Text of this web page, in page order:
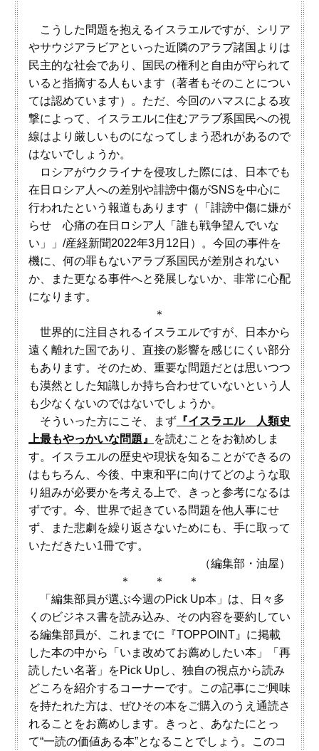
こうした問題を抱えるイスラエルですが、シリア
やサウジアラビアといった近隣のアラブ諸国よりは
民主的な社会であり、国民の権利と自由が守られて
いると指摘する人もいます（著者もそのことについ
ては認めています）。ただ、今回のハマスによる攻
撃によって、イスラエルに住むアラブ系国民への視
線はより厳しいものになってしまう恐れがあるので
はないでしょうか。
ロシアがウクライナを侵攻した際には、日本でも
在日ロシア人への差別や誹謗中傷がSNSを中心に
行われたという報道もあります（「誹謗中傷に嫌が
らせ 心痛の在日ロシア人「誰も戦争望んでいな
い」」/産経新聞2022年3月12日）。今回の事件を
機に、何の罪もないアラブ系国民が差別されない
か、また更なる事件へと発展しないか、非常に心配
になります。
＊
世界的に注目されるイスラエルですが、日本から
遠く離れた国であり、直接の影響を感じにくい部分
もあります。そのため、重要な問題だとは思いつつ
も漠然とした知識しか持ち合わせていないという人
も少なくないのではないでしょうか。
そういった方にこそ、まず 『イスラエル 人類史
上最もやっかいな問題』
を読むことをお勧めしま
す。イスラエルの歴史や現状を知ることができるの
はもちろん、今後、中東和平に向けてどのような取
り組みが必要かを考える上で、きっと参考になるは
ずです。今、世界で起きている問題を他人事にせ
ず、また悲劇を繰り返さないためにも、手に取って
いただきたい1冊です。
（編集部・油屋）
＊ ＊ ＊
「編集部員が選ぶ今週のPick Up本」は、日々多
くのビジネス書を読み込み、その内容を要約してい
る編集部員が、これまでに『TOPPOINT』に掲載
した本の中から「いま改めてお薦めしたい本」「再
読したい名著」をPick Upし、独自の視点から読み
どころを紹介するコーナーです。この記事にご興味
を持たれた方は、ぜひその本をご購入のうえ通読さ
れることをお薦めします。きっと、あなたにとっ
て“一読の価値ある本”となることでしょう。このコ